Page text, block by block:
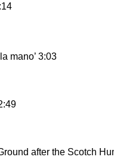
mano’ 3:03
after the Scotch